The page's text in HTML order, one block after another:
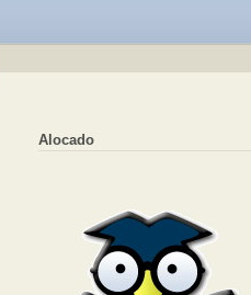
Alocado